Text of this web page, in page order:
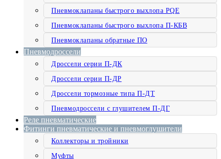
Пневмоклапаны быстрого выхлопа PQE
Пневмоклапаны быстрого выхлопа П-КБВ
Пневмоклапаны обратные ПО
Пневмодроссели
Дроссели серии П-ДК
Дроссели серии П-ДР
Дроссели тормозные типа П-ДТ
Пневмодроссели с глушителем П-ДГ
Реле пневматические
Фитинги пневматические и пневмоглушители
Коллекторы и тройники
Муфты